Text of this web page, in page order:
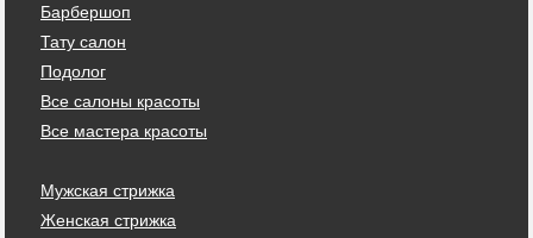
Барбершоп
Тату салон
Подолог
Все салоны красоты
Все мастера красоты
Мужская стрижка
Женская стрижка